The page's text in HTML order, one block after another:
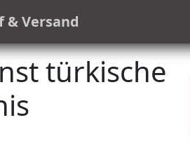
& Versand
türkische